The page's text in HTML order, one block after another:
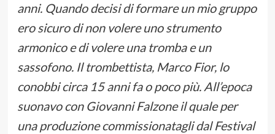
anni. Quando decisi di formare un mio gruppo
ero sicuro di non volere uno strumento
armonico e di volere una tromba e un
sassofono. Il trombettista, Marco Fior, lo
conobbi circa 15 anni fa o poco più. All’epoca
suonavo con Giovanni Falzone il quale per
una produzione commissionatagli dal Festival